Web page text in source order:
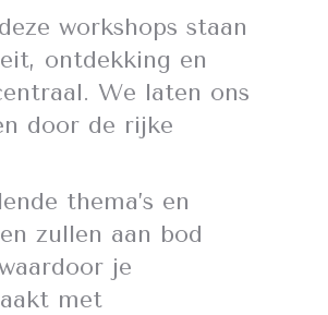
workshops staan
ontdekking en
We laten ons
door de rijke
thema’s en
zullen aan bod
je
met